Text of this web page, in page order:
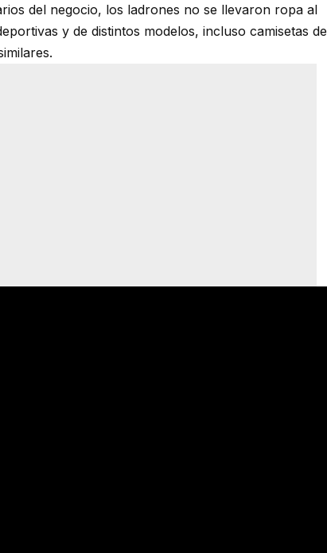
del negocio, los ladrones no se llevaron ropa al
y de distintos modelos, incluso camisetas de